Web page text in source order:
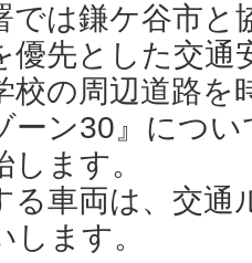
は鎌ケ谷市と
優先とした交通
校の周辺道路を
ーン30』につ
ます。
る車両は、交通
ます。